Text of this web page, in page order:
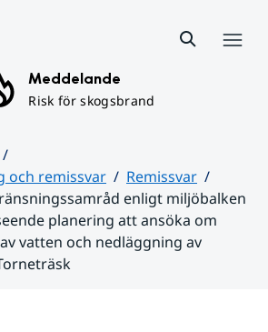
Meddelande
Risk för skogsbrand
och remissvar
Remissvar
enligt miljöbalken
planering att ansöka om
vatten och nedläggning av